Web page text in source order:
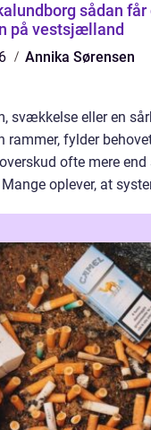
sådan får du mest
på vestsjælland
Annika Sørensen
svækkelse eller en
rammer, fylder
ofte mere end
oplever, at